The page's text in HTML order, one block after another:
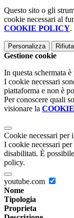
Questo sito o gli
cookie necessari al
COOKIE POLICY.
Personalizza
Gestione cookie
In questa schermata
I cookie necessari
piattaforma e non è
Per conoscere quali
visionare la
Cookie necessari per
I cookie necessari
disabilitati. È
policy.
youtube.com
Nome
Tipologia
Proprieta